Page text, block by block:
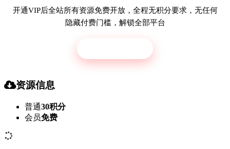
开通VIP后全站所有资源免费开放，全程无积分要求，无任何
隐藏付费门槛，解锁全部平台
资源信息
普通30积分
会员免费